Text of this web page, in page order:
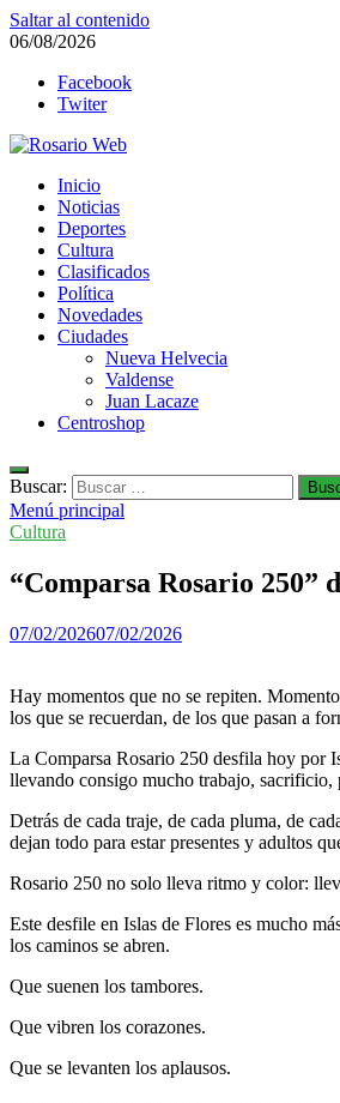
Saltar al contenido
06/08/2026
Facebook
Twiter
Rosario Web
Todas la noticias de Rosario y la zona
Inicio
Noticias
Deportes
Cultura
Clasificados
Política
Novedades
Ciudades
Nueva Helvecia
Valdense
Juan Lacaze
Centroshop
Buscar:
Menú principal
Cultura
“Comparsa Rosario 250”
07/02/202607/02/2026
Hay momentos que no se repiten.
los que se recuerdan, de los que pasan a
La Comparsa Rosario 250 desfila hoy por
llevando consigo mucho trabajo, sacrificio,
Detrás de cada traje, de cada pluma, de
dejan todo para estar presentes y adultos
Rosario 250 no solo lleva ritmo y color:
Este desfile en Islas de Flores es mucho
los caminos se abren.
Que suenen los tambores.
Que vibren los corazones.
Que se levanten los aplausos.